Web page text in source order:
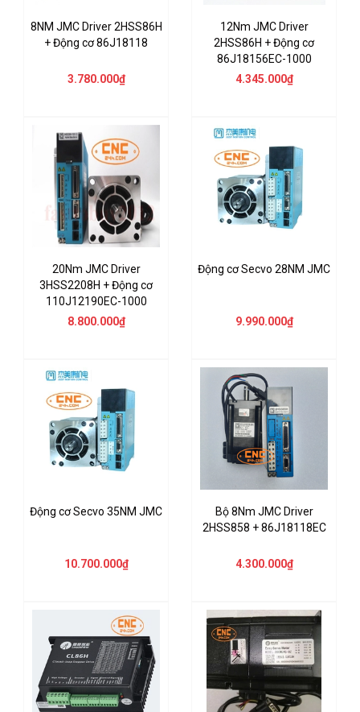
8NM JMC Driver 2HSS86H
+ Động cơ 86J18118
3.780.000₫
12Nm JMC Driver
2HSS86H + Động cơ
86J18156EC-1000
4.345.000₫
20Nm JMC Driver
3HSS2208H + Động cơ
110J12190EC-1000
8.800.000₫
Động cơ Secvo 28NM JMC
9.990.000₫
Động cơ Secvo 35NM JMC
10.700.000₫
Bộ 8Nm JMC Driver
2HSS858 + 86J18118EC
4.300.000₫